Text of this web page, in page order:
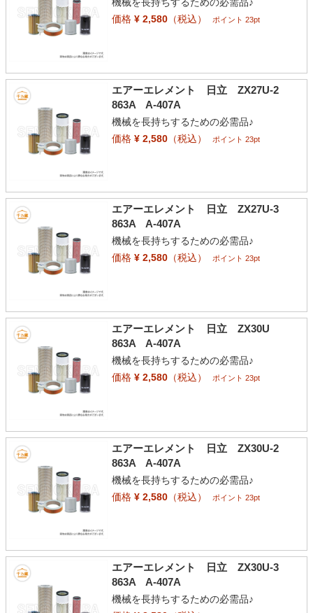
価格¥ 2,580（税込） ポイント 23pt
エアーエレメント 日立 ZX27U-2
863A A-407A
機械を長持ちするための必需品♪
価格¥ 2,580（税込） ポイント 23pt
エアーエレメント 日立 ZX27U-3
863A A-407A
機械を長持ちするための必需品♪
価格¥ 2,580（税込） ポイント 23pt
エアーエレメント 日立 ZX30U
863A A-407A
機械を長持ちするための必需品♪
価格¥ 2,580（税込） ポイント 23pt
エアーエレメント 日立 ZX30U-2
863A A-407A
機械を長持ちするための必需品♪
価格¥ 2,580（税込） ポイント 23pt
エアーエレメント 日立 ZX30U-3
863A A-407A
機械を長持ちするための必需品♪